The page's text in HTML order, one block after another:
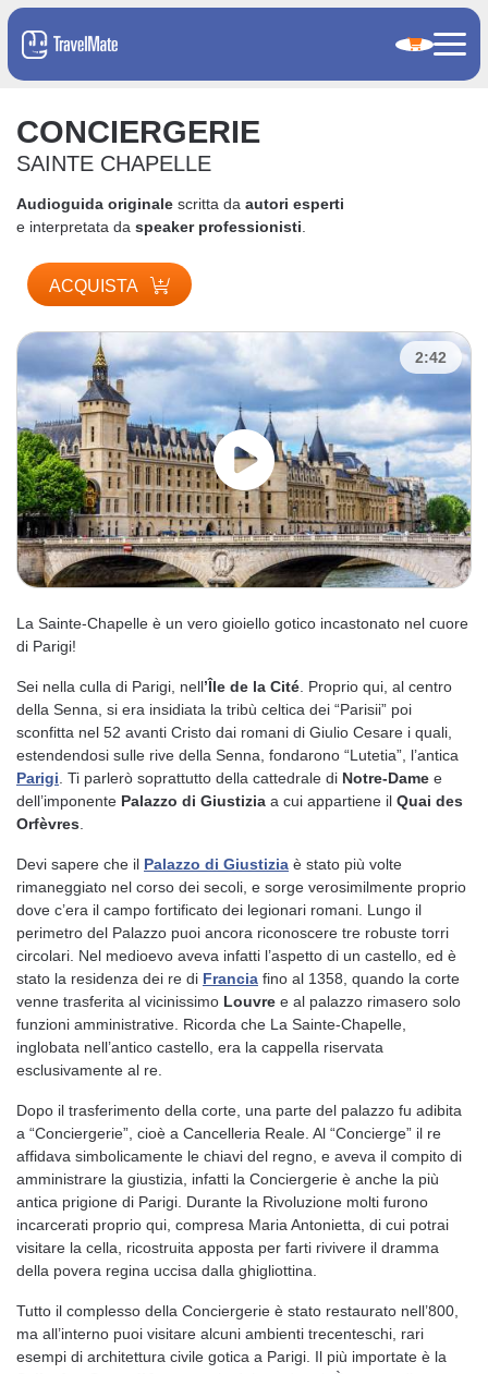
CONCIERGERIE
SAINTE CHAPELLE
Audioguida originale scritta da autori esperti
e interpretata da speaker professionisti
ACQUISTA
2:42
La Sainte-Chapelle è un vero gioiello gotico incastonato nel cuore
di Parigi!
Sei nella culla di Parigi, nell’Île de la Cité . Proprio qui, al centro
della Senna, si era insidiata la tribù celtica dei “Parisii” poi
sconfitta nel 52 avanti Cristo dai romani di Giulio Cesare i quali,
estendendosi sulle rive della Senna, fondarono “Lutetia”, l’antica
Parigi . Ti parlerò soprattutto della cattedrale di Notre-Dame e
dell’imponente Palazzo di Giustizia a cui appartiene il Quai des
Orfèvres
Devi sapere che il Palazzo di Giustizia è stato più volte
rimaneggiato nel corso dei secoli, e sorge verosimilmente proprio
dove c’era il campo fortificato dei legionari romani. Lungo il
perimetro del Palazzo puoi ancora riconoscere tre robuste torri
circolari. Nel medioevo aveva infatti l’aspetto di un castello, ed è
stato la residenza dei re di Francia fino al 1358, quando la corte
venne trasferita al vicinissimo Louvre e al palazzo rimasero solo
funzioni amministrative. Ricorda che La Sainte-Chapelle,
inglobata nell’antico castello, era la cappella riservata
esclusivamente al re.
Dopo il trasferimento della corte, una parte del palazzo fu adibita
a “Conciergerie”, cioè a Cancelleria Reale. Al “Concierge” il re
affidava simbolicamente le chiavi del regno, e aveva il compito di
amministrare la giustizia, infatti la Conciergerie è anche la più
antica prigione di Parigi. Durante la Rivoluzione molti furono
incarcerati proprio qui, compresa Maria Antonietta, di cui potrai
visitare la cella, ricostruita apposta per farti rivivere il dramma
della povera regina uccisa dalla ghigliottina.
Tutto il complesso della Conciergerie è stato restaurato nell’800,
ma all’interno puoi visitare alcuni ambienti trecenteschi, rari
esempi di architettura civile gotica a Parigi. Il più importate è la